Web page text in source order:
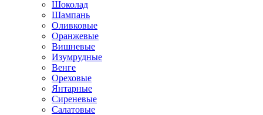
Шоколад
Шампань
Оливковые
Оранжевые
Вишневые
Изумрудные
Венге
Ореховые
Янтарные
Сиреневые
Салатовые